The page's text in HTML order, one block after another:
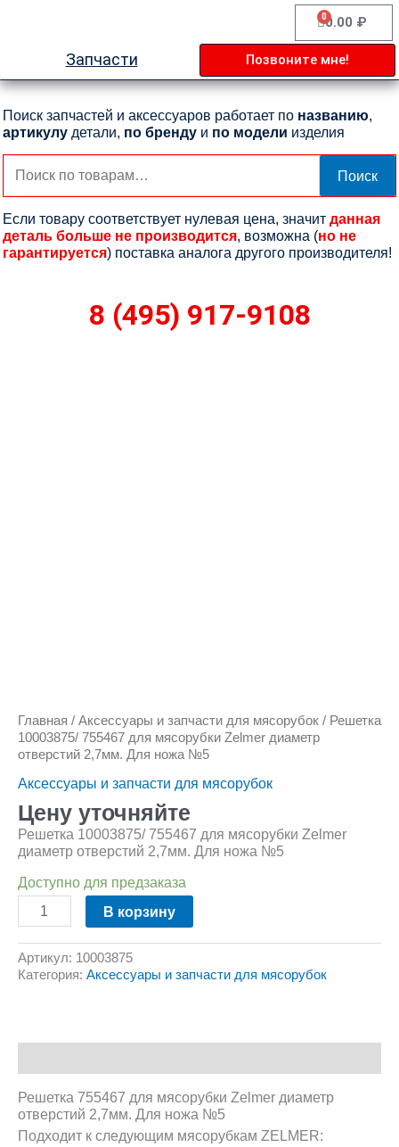
0.00 ₽
0
Cart
Запчасти Позвоните мне!
Поиск запчастей и аксессуаров работает по названию,
артикулу детали, по бренду и по модели изделия
Искать:
Поиск
Если товару соответствует нулевая цена, значит данная
деталь больше не производится, возможна (но не
гарантируется) поставка аналога другого производителя!
8 (495) 917-9108
Главная / Аксессуары и запчасти для мясорубок / Решетка
10003875/ 755467 для мясорубки Zelmer диаметр
отверстий 2,7мм. Для ножа №5
Аксессуары и запчасти для мясорубок
Цену уточняйте
Решетка 10003875/ 755467 для мясорубки Zelmer
диаметр отверстий 2,7мм. Для ножа №5
Доступно для предзаказа
В корзину
Артикул: 10003875
Категория: Аксессуары и запчасти для мясорубок
Решетка 755467 для мясорубки Zelmer диаметр
отверстий 2,7мм. Для ножа №5
Подходит к следующим мясорубкам ZELMER: